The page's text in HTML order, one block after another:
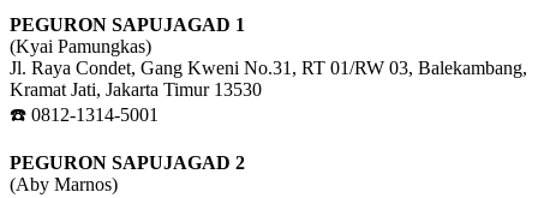
PEGURON SAPUJAGAD 1
(Kyai Pamungkas)
Jl. Raya Condet, Gang Kweni No.31, RT 01/RW 03, Balekambang,
Kramat Jati, Jakarta Timur 13530
☎️ 0812-1314-5001
PEGURON SAPUJAGAD 2
(Aby Marnos)